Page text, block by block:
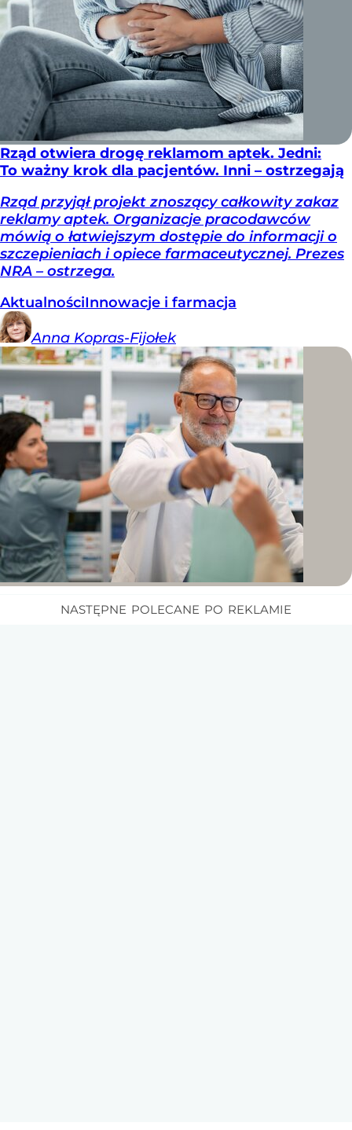
Rząd otwiera drogę reklamom aptek. Jedni:
To ważny krok dla pacjentów. Inni – ostrzegają
Rząd przyjął projekt znoszący całkowity zakaz
reklamy aptek. Organizacje pracodawców
mówią o łatwiejszym dostępie do informacji o
szczepieniach i opiece farmaceutycznej. Prezes
NRA – ostrzega.
AktualnościInnowacje i farmacja
Anna Kopras-Fijołek